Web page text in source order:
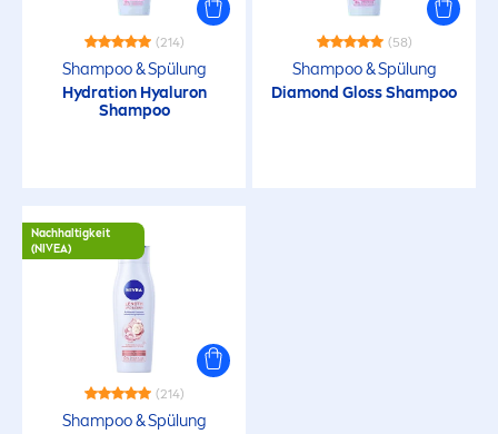
(214)
Shampoo & Spülung
Hydration Hyaluron
Shampoo
(58)
Shampoo & Spülung
Diamond Gloss Shampoo
Nachhaltigkeit
(NIVEA)
(214)
Shampoo & Spülung